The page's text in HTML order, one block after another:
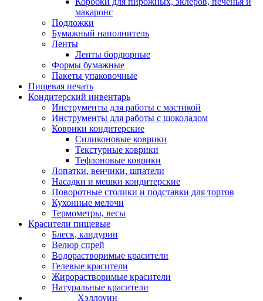
макаронс
Подложки
Бумажный наполнитель
Ленты
Ленты бордюрные
Формы бумажные
Пакеты упаковочные
Пищевая печать
Кондитерский инвентарь
Инструменты для работы с мастикой
Инструменты для работы с шоколадом
Коврики кондитерские
Силиконовые коврики
Текстурные коврики
Тефлоновые коврики
Лопатки, венчики, шпатели
Насадки и мешки кондитерские
Поворотные столики и подставки для тортов
Кухонные мелочи
Термометры, весы
Красители пищевые
Блеск, кандурин
Велюр спрей
Водорастворимые красители
Гелевые красители
Жирорастворимые красители
Натуральные красители
Хэллоуин